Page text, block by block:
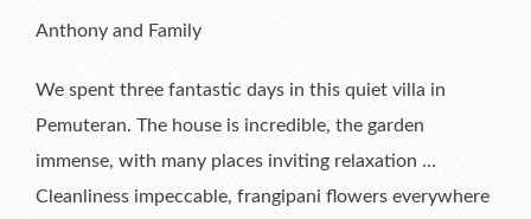
What’s available
Book Now & Information
Terms & Conditions
What Our Guests Said
Tell Us About Your Stay
F.A.Q.
Contact us
Anthony and Family
We spent three fantastic days in this quiet villa in
Pemuteran. The house is incredible, the garden
immense, with many places inviting relaxation …
Cleanliness impeccable, frangipani flowers everywhere